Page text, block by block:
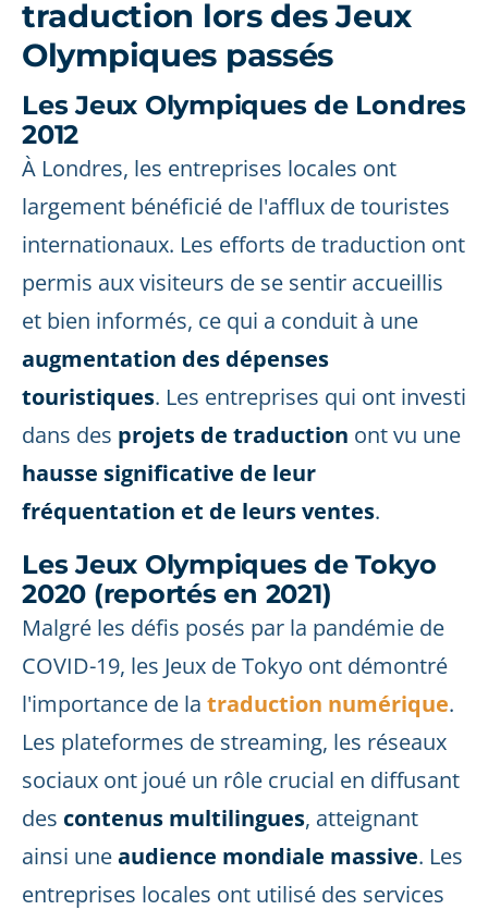
traduction lors des Jeux
Olympiques passés
Les Jeux Olympiques de Londres
2012
À Londres, les entreprises locales ont
largement bénéficié de l'afflux de touristes
internationaux. Les efforts de traduction ont
permis aux visiteurs de se sentir accueillis
et bien informés, ce qui a conduit à une
augmentation des dépenses
touristiques. Les entreprises qui ont investi
dans des projets de traduction ont vu une
hausse significative de leur
fréquentation et de leurs ventes.
Les Jeux Olympiques de Tokyo
2020 (reportés en 2021)
Malgré les défis posés par la pandémie de
COVID-19, les Jeux de Tokyo ont démontré
l'importance de la traduction numérique.
Les plateformes de streaming, les réseaux
sociaux ont joué un rôle crucial en diffusant
des contenus multilingues, atteignant
ainsi uneaudience mondiale massive. Les
entreprises locales ont utilisé des services